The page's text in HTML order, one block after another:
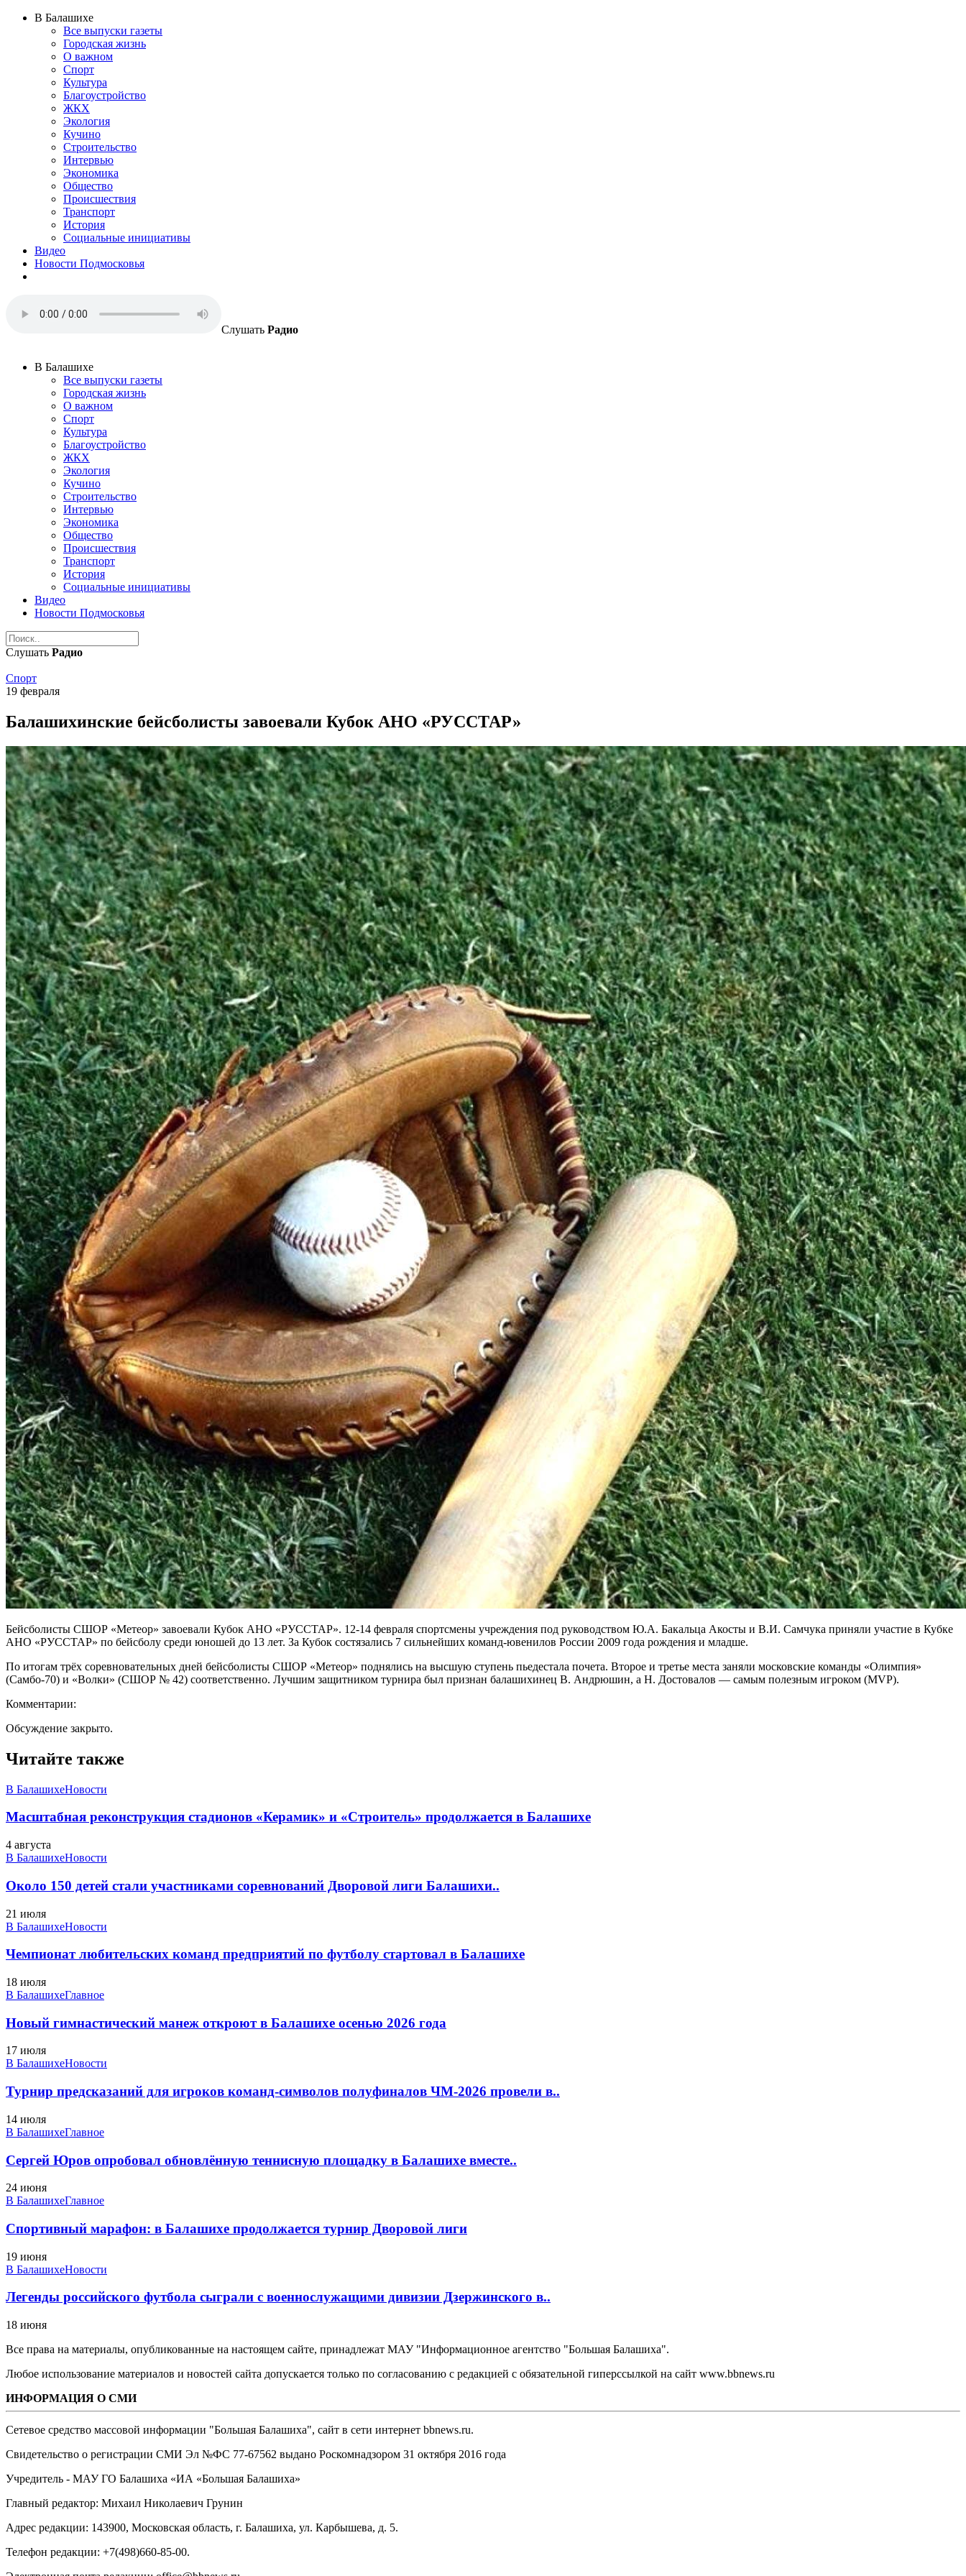
В Балашихе
Все выпуски газеты
Городская жизнь
О важном
Спорт
Культура
Благоустройство
ЖКХ
Экология
Кучино
Строительство
Интервью
Экономика
Общество
Происшествия
Транспорт
История
Социальные инициативы
Видео
Новости Подмосковья
Слушать Радио
В Балашихе
Все выпуски газеты
Городская жизнь
О важном
Спорт
Культура
Благоустройство
ЖКХ
Экология
Кучино
Строительство
Интервью
Экономика
Общество
Происшествия
Транспорт
История
Социальные инициативы
Видео
Новости Подмосковья
Слушать Радио
Спорт
19 февраля
Балашихинские бейсболисты завоевали Кубок АНО «РУССТАР»
Бейсболисты СШОР «Метеор» завоевали Кубок АНО «РУССТАР». 12-14 февраля спортсмены учреждения под руководством Ю.А. Бакальца Акосты и В.И. Самчука приняли участие в Кубке
АНО «РУССТАР» по бейсболу среди юношей до 13 лет. За Кубок состязались 7 сильнейших команд-ювенилов России 2009 года рождения и младше.
По итогам трёх соревновательных дней бейсболисты СШОР «Метеор» поднялись на высшую ступень пьедестала почета. Второе и третье места заняли московские команды «Олимпия»
(Самбо-70) и «Волки» (СШОР № 42) соответственно. Лучшим защитником турнира был признан балашихинец В. Андрюшин, а Н. Достовалов — самым полезным игроком (MVP).
Комментарии:
Обсуждение закрыто.
Читайте также
В БалашихеНовости
Масштабная реконструкция стадионов «Керамик» и «Строитель» продолжается в Балашихе
4 августа
В БалашихеНовости
Около 150 детей стали участниками соревнований Дворовой лиги Балашихи..
21 июля
В БалашихеНовости
Чемпионат любительских команд предприятий по футболу стартовал в Балашихе
18 июля
В БалашихеГлавное
Новый гимнастический манеж откроют в Балашихе осенью 2026 года
17 июля
В БалашихеНовости
Турнир предсказаний для игроков команд-символов полуфиналов ЧМ-2026 провели в..
14 июля
В БалашихеГлавное
Сергей Юров опробовал обновлённую теннисную площадку в Балашихе вместе..
24 июня
В БалашихеГлавное
Спортивный марафон: в Балашихе продолжается турнир Дворовой лиги
19 июня
В БалашихеНовости
Легенды российского футбола сыграли с военнослужащими дивизии Дзержинского в..
18 июня
Все права на материалы, опубликованные на настоящем сайте, принадлежат МАУ "Информационное агентство "Большая Балашиха".
Любое использование материалов и новостей сайта допускается только по согласованию с редакцией с обязательной гиперссылкой на сайт www.bbnews.ru
ИНФОРМАЦИЯ О СМИ
Сетевое средство массовой информации "Большая Балашиха", сайт в сети интернет bbnews.ru.
Свидетельство о регистрации СМИ Эл №ФС ‎77-67562 выдано Роскомнадзором 31 октября 2016 года
Учредитель - МАУ ГО Балашиха «ИА «Большая Балашиха»
Главный редактор: Михаил Николаевич Грунин
Адрес редакции: 143900, Московская область, г. Балашиха, ул. Карбышева, д. 5.
Телефон редакции: +7(498)660-85-00.